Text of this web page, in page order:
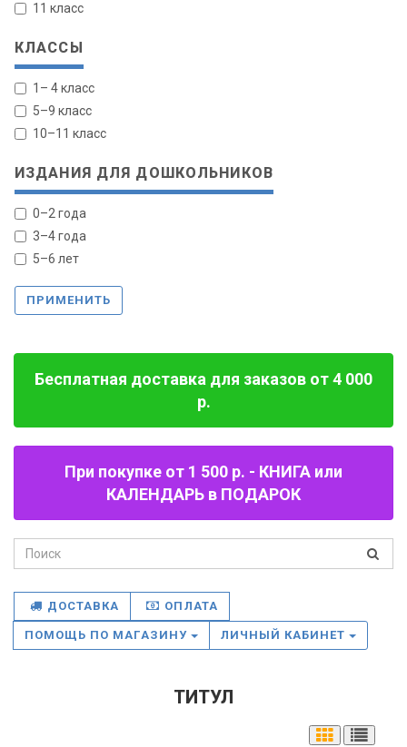
11 класс
КЛАССЫ
1– 4 класс
5–9 класс
10–11 класс
ИЗДАНИЯ ДЛЯ ДОШКОЛЬНИКОВ
0–2 года
3–4 года
5–6 лет
ПРИМЕНИТЬ
Бесплатная доставка для заказов от 4 000
р.
При покупке от 1 500 р. - КНИГА или
КАЛЕНДАРЬ в ПОДАРОК
ДОСТАВКА ОПЛАТА
ПОМОЩЬ ПО МАГАЗИНУ ЛИЧНЫЙ КАБИНЕТ
ТИТУЛ